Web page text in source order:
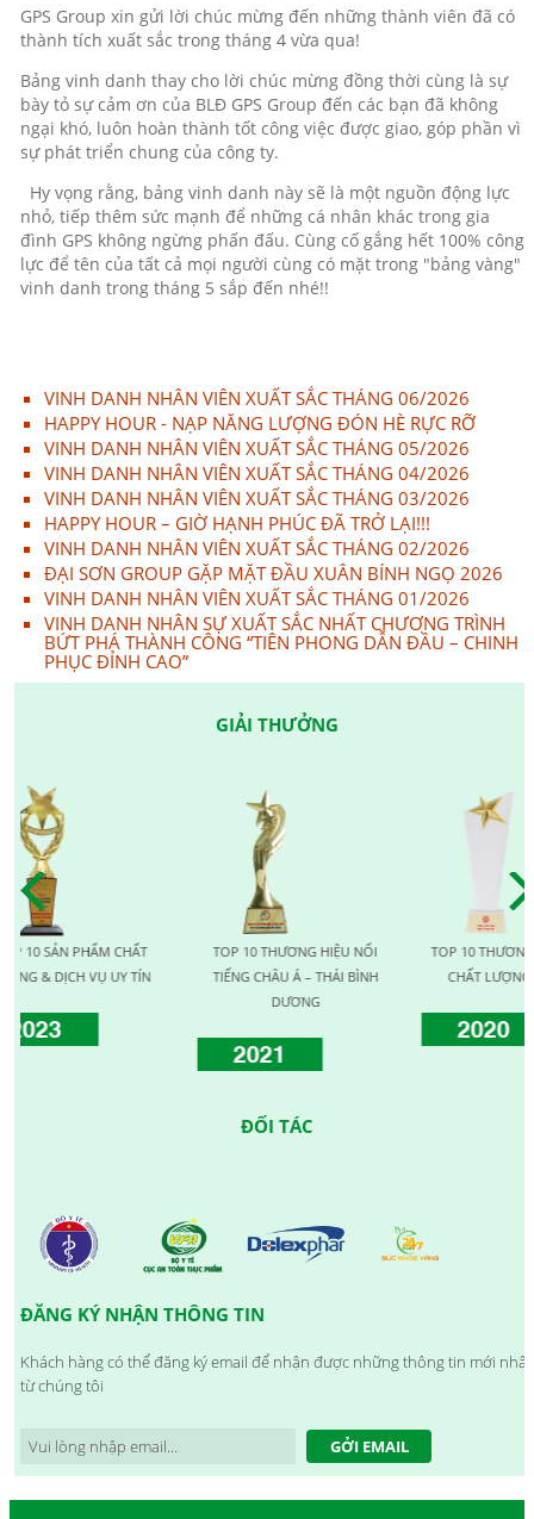
GPS Group xin gửi lời chúc mừng đến những thành viên đã có
thành tích xuất sắc trong tháng 4 vừa qua!
Bảng vinh danh thay cho lời chúc mừng đồng thời cùng là sự
bày tỏ sự cảm ơn của BLĐ GPS Group đến các bạn đã không
ngại khó, luôn hoàn thành tốt công việc được giao, góp phần vì
sự phát triển chung của công ty.
Hy vọng rằng, bảng vinh danh này sẽ là một nguồn động lực
nhỏ, tiếp thêm sức mạnh để những cá nhân khác trong gia
đình GPS không ngừng phấn đấu. Cùng cố gắng hết 100% công
lực để tên của tất cả mọi người cùng có mặt trong "bảng vàng"
vinh danh trong tháng 5 sắp đến nhé!!
VINH DANH NHÂN VIÊN XUẤT SẮC THÁNG 06/2026
HAPPY HOUR - NẠP NĂNG LƯỢNG ĐÓN HÈ RỰC RỠ
VINH DANH NHÂN VIÊN XUẤT SẮC THÁNG 05/2026
VINH DANH NHÂN VIÊN XUẤT SẮC THÁNG 04/2026
VINH DANH NHÂN VIÊN XUẤT SẮC THÁNG 03/2026
HAPPY HOUR – GIỜ HẠNH PHÚC ĐÃ TRỞ LẠI!!!
VINH DANH NHÂN VIÊN XUẤT SẮC THÁNG 02/2026
ĐẠI SƠN GROUP GẶP MẶT ĐẦU XUÂN BÍNH NGỌ 2026
VINH DANH NHÂN VIÊN XUẤT SẮC THÁNG 01/2026
VINH DANH NHÂN SỰ XUẤT SẮC NHẤT CHƯƠNG TRÌNH
BỨT PHÁ THÀNH CÔNG “TIÊN PHONG DẪN ĐẦU – CHINH
PHỤC ĐỈNH CAO”
GIẢI THƯỞNG
PHẨM CHẤT
VỤ UY TÍN
TOP 10 THƯƠNG HIỆU NỔI
TIẾNG CHÂU Á – THÁI BÌNH
TOP 10 THƯƠNG HIỆU
CHẤT LƯỢNG QUỐC TẾ
ĐỐI TÁC
ĐĂNG KÝ NHẬN THÔNG TIN
Khách hàng có thể đăng ký email để nhận được những thông tin mới nhất
từ chúng tôi
GỞI EMAIL